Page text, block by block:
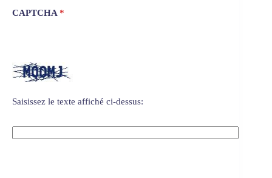
CAPTCHA *
Saisissez le texte affiché ci-dessus: